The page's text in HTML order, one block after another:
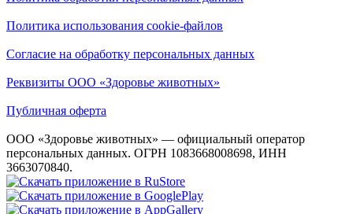
Политика использования cookie-файлов
Согласие на обработку персональных данных
Реквизиты ООО «Здоровье животных»
Публичная оферта
ООО «Здоровье животных» — официальный оператор
персональных данных. ОГРН 1083668008698, ИНН
3663070840.